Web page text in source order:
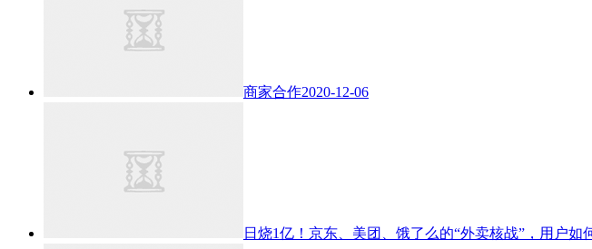
商家合作2020-12-06
日烧1亿！京东、美团、饿了么的“外卖核战”，用户如